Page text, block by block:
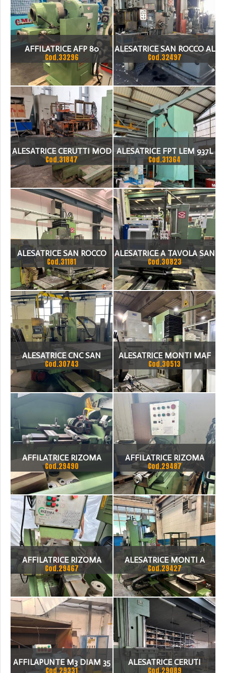
AFFILATRICE AFP 80
Cod.33296
ALESATRICE SAN ROCCO AL
63
Cod.32497
ALESATRICE CERUTTI MOD
ABC 75
Cod.31847
ALESATRICE FPT LEM 937L
Cod.31364
ALESATRICE SAN ROCCO
MEC 80 B
Cod.31181
ALESATRICE A TAVOLA SAN
ROCCO MEC 3
Cod.30823
ALESATRICE CNC SAN
ROCCO MOD.MEC 4
MANDRINO DIAM. 100
CORSA TRASVERSALE 1700
CORSA VERTICALE 1300
CORSA LONGITUDINALE
2000 ATTRE
Cod.30743
ALESATRICE MONTI MAF
50 USATA FUNZIONANTE
SENZA TAVOLA
Cod.30513
AFFILATRICE RIZOMA
R500S
Cod.29490
AFFILATRICE RIZOMA
R500S
Cod.29487
AFFILATRICE RIZOMA
R500S
Cod.29467
ALESATRICE MONTI A
CNCN
Cod.29427
AFFILAPUNTE M3 DIAM 35
Cod.29331
ALESATRICE CERUTI
Cod.29089